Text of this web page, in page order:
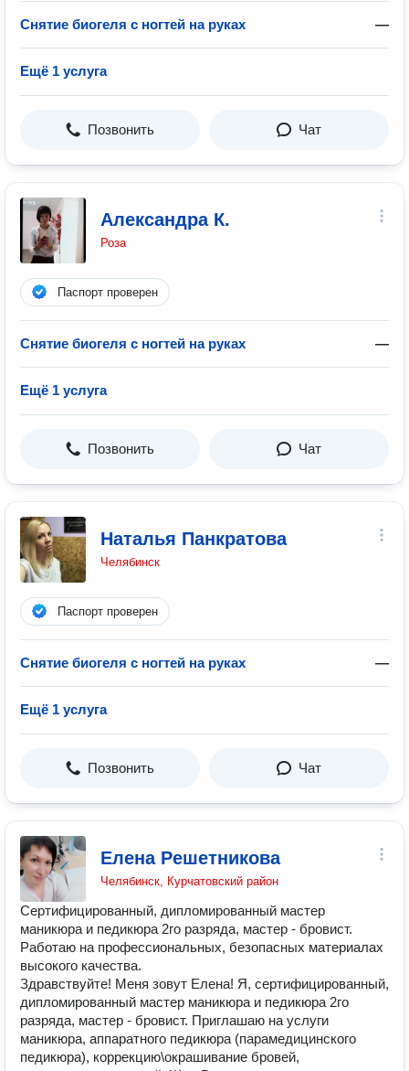
Снятие биогеля с ногтей на руках —
Ещё 1 услуга
Позвонить Чат
Александра К.
Роза
Паспорт проверен
Снятие биогеля с ногтей на руках —
Ещё 1 услуга
Позвонить Чат
Наталья Панкратова
Челябинск
Паспорт проверен
Снятие биогеля с ногтей на руках —
Ещё 1 услуга
Позвонить Чат
Елена Решетникова
Челябинск, Курчатовский район
Сертифицированный, дипломированный мастер
маникюра и педикюра 2го разряда, мастер - бровист.
Работаю на профессиональных, безопасных материалах
высокого качества.
Здравствуйте! Меня зовут Елена! Я, сертифицированный,
дипломированный мастер маникюра и педикюра 2го
разряда, мастер - бровист. Приглашаю на услуги
маникюра, аппаратного педикюра (парамедицинского
педикюра), коррекцию\окрашивание бровей,